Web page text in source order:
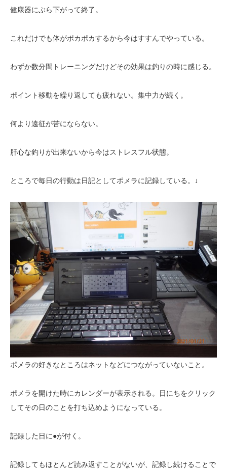
健康器にぶら下がって終了。
これだけでも体がポカポカするから今はすすんでやっている。
わずか数分間トレーニングだけどその効果は釣りの時に感じる。
ポイント移動を繰り返しても疲れない。集中力が続く。
何より遠征が苦にならない。
肝心な釣りが出来ないから今はストレスフル状態。
ところで毎日の行動は日記としてポメラに記録している。↓
ポメラの好きなところはネットなどにつながっていないこと。
ポメラを開けた時にカレンダーが表示される。日にちをクリック
してその日のことを打ち込めようになっている。
記録した日に●が付く。
記録してもほとんど読み返すことがないが、記録し続けることで